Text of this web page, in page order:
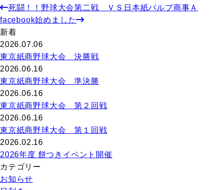
死闘！！野球大会第二戦 ＶＳ日本紙パルプ商事Ａ
facebook始めました
新着
2026.07.06
東京紙商野球大会 決勝戦
2026.06.16
東京紙商野球大会 準決勝
2026.06.16
東京紙商野球大会 第２回戦
2026.06.16
東京紙商野球大会 第１回戦
2026.02.16
2026年度 餅つきイベント開催
カテゴリー
お知らせ